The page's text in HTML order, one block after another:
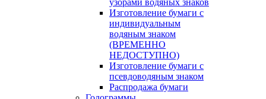
Изготовление бумаги с
индивидуальным
водяным знаком
(ВРЕМЕННО
НЕДОСТУПНО)
Изготовление бумаги с
псевдоводяным знаком
Распродажа бумаги